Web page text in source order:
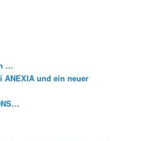
…
ANEXIA und ein neuer